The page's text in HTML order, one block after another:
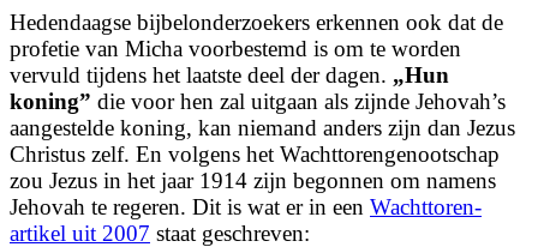
Hedendaagse bijbelonderzoekers erkennen ook dat de
profetie van Micha voorbestemd is om te worden
vervuld tijdens het laatste deel der dagen. „Hun
koning” die voor hen zal uitgaan als zijnde Jehovah’s
aangestelde koning, kan niemand anders zijn dan Jezus
Christus zelf. En volgens het Wachttorengenootschap
zou Jezus in het jaar 1914 zijn begonnen om namens
Jehovah te regeren. Dit is wat er in een Wachttoren-
artikel uit 2007 staat geschreven: